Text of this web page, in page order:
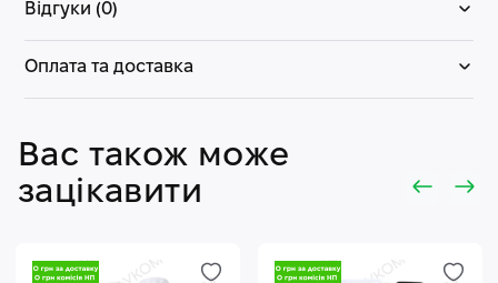
Відгуки (0)
Оплата та доставка
Вас також може
зацікавити